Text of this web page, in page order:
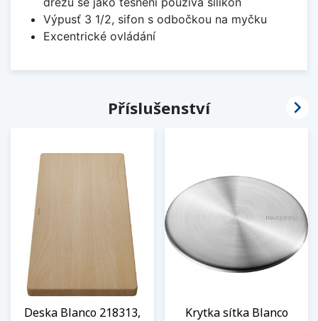
Výpusť 3 1/2, sifon s odbočkou na myčku
Excentrické ovládání
Příslušenství
Deska Blanco 218313,
Krytka sítka Blanco
